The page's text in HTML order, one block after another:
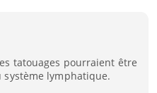
tatouages ​​pourraient être
lymphatique.
Chikungunya, dengue,
West Nile : que se passe-
t-il dans le sud de la